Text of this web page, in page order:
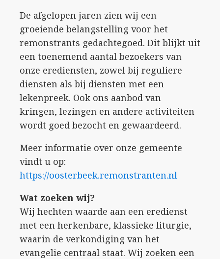
De afgelopen jaren zien wij een
groeiende belangstelling voor het
remonstrants gedachtegoed. Dit blijkt uit
een toenemend aantal bezoekers van
onze erediensten, zowel bij reguliere
diensten als bij diensten met een
lekenpreek. Ook ons aanbod van
kringen, lezingen en andere activiteiten
wordt goed bezocht en gewaardeerd.
Meer informatie over onze gemeente
vindt u op:
https://oosterbeek.remonstranten.nl
Wat zoeken wij?
Wij hechten waarde aan een eredienst
met een herkenbare, klassieke liturgie,
waarin de verkondiging van het
evangelie centraal staat. Wij zoeken een